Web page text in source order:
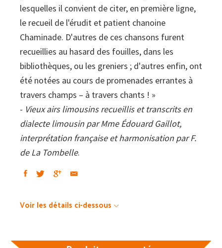
lesquelles il convient de citer, en première ligne,
le recueil de l'érudit et patient chanoine
Chaminade. D'autres de ces chansons furent
recueillies au hasard des fouilles, dans les
bibliothèques, ou les greniers ; d'autres enfin, ont
été notées au cours de promenades errantes à
travers champs – à travers chants ! »
- Vieux airs limousins recueillis et transcrits en
dialecte limousin par Mme Édouard Gaillot,
interprétation française et harmonisation par F.
de La Tombelle.
Voir les détails ci-dessous